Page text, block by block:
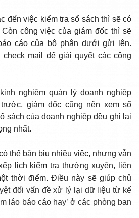
đến việc kiểm tra sổ sách thì sẽ có
công việc của giám đốc thì sẽ
cáo của bộ phận dưới gửi lên.
mail để giải quyết các công
nghiệm quản lý doanh nghiệp
giám đốc cũng nên xem sổ
sách của doanh nghiệp đều ghi lại
nhất.
thể bận bịu nhiều việc, nhưng vẫn
lịch kiểm tra thường xuyên, liên
thời điểm. Điều này sẽ giúp chủ
đối vấn đề xử lý lại dữ liệu từ kế
láo báo cáo hay’ ở các phòng ban